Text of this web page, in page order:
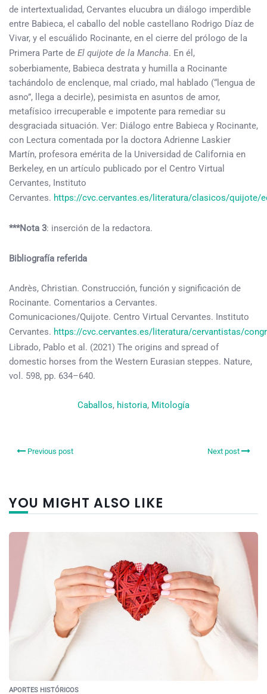
de intertextualidad, Cervantes elucubra un diálogo imperdible
entre Babieca, el caballo del noble castellano Rodrigo Díaz de
Vivar, y el escuálido Rocinante, en el cierre del prólogo de la
Primera Parte de El quijote de la Mancha. En él,
soberbiamente, Babieca destrata y humilla a Rocinante
tachándolo de enclenque, mal criado, mal hablado (“lengua de
asno”, llega a decirle), pesimista en asuntos de amor,
metafísico irrecuperable e impotente para remediar su
desgraciada situación. Ver: Diálogo entre Babieca y Rocinante,
con Lectura comentada por la doctora Adrienne Laskier
Martín, profesora emérita de la Universidad de California en
Berkeley, en un artículo publicado por el Centro Virtual
Cervantes, Instituto
Cervantes. https://cvc.cervantes.es/literatura/clasicos/quijote/
***Nota 3: inserción de la redactora.
Bibliografía referida
Andrès, Christian. Construcción, función y significación de
Rocinante. Comentarios a Cervantes.
Comunicaciones/Quijote. Centro Virtual Cervantes. Instituto
Cervantes. https://cvc.cervantes.es/literatura/cervantistas/
Librado, Pablo et al. (2021) The origins and spread of
domestic horses from the Western Eurasian steppes. Nature,
vol. 598, pp. 634–640.
Caballos, historia, Mitología
Previous post Next post
YOU MIGHT ALSO LIKE
APORTES HISTÓRICOS